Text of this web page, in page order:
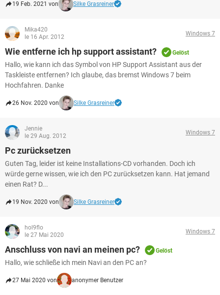
19 Feb. 2021 von Silke Grasreiner
Mika420
le 16 Apr. 2012
Windows 7
Wie entferne ich hp support assistant? Gelöst
Hallo, wie kann ich das Symbol von HP Support Assistant aus der
Taskleiste entfernen? Ich glaube, das bremst Windows 7 beim
Hochfahren. Danke
26 Nov. 2020 von Silke Grasreiner
Jennie
le 29 Aug. 2012
Windows 7
Pc zurücksetzen
Guten Tag, leider ist keine Installations-CD vorhanden. Doch ich
würde gerne wissen, wie ich den PC zurücksetzen kann. Hat jemand
einen Rat? D...
19 Nov. 2020 von Silke Grasreiner
hol9flo
le 27 Mai 2020
Windows 7
Anschluss von navi an meinen pc? Gelöst
Hallo, wie schließe ich mein Navi an den PC an?
27 Mai 2020 von anonymer Benutzer